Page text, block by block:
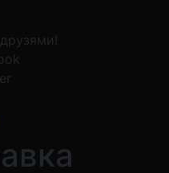
друзями!